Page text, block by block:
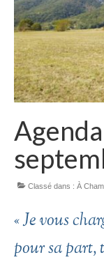
Un
Actualités
Classé dans : À
« Je vous
pour sa part,